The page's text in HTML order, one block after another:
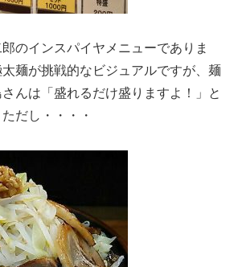
のインスパイヤメニューでありま
麺が挑戦的なビジュアルですが、麺
んは「盛れるだけ盛りますよ！」と
だし・・・・